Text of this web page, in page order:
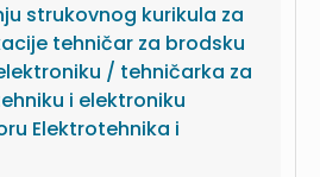
strukovnog kurikula za
tehničar za brodsku
/ tehničarka za
i elektroniku
Elektrotehnika i